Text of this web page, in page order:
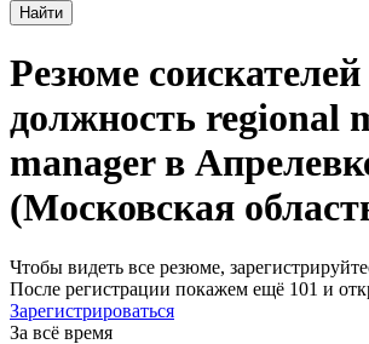
Найти
Резюме
должность regional
manager в
(Московская
Чтобы видеть все резюме,
После регистрации покажем ещё 101 и
Зарегистрироваться
За всё время